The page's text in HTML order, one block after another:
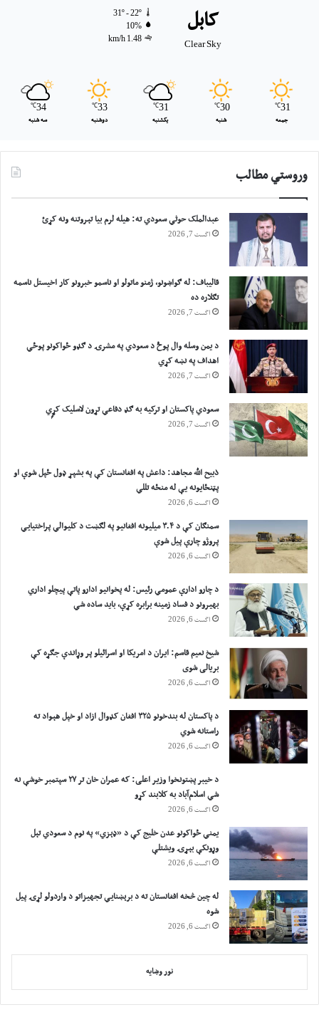
کابل
Clear Sky
10%
1.48 km/h
31
℃
جمعه
30
℃
شنبه
31
℃
یکشنبه
33
℃
دوشنبه
34
℃
سه شنبه
وروستي مطالب
عبدالملک حوثي سعودي ته: هیله لرم بیا تېروتنه ونه کړئ
اگست 7, 2026
قالیباف: له ګواښونو، ژمنو ماتولو او ناسمو خبرونو کار اخیستل ناسمه
تګلاره ده
اگست 7, 2026
د یمن وسله وال پوځ د سعودي په مشرۍ د ګډو ځواکونو پوځي
اهداف په نښه کړي
اگست 7, 2026
سعودي پاکستان او ترکیه به ګډ دفاعي تړون لاسلیک کړٍي
اگست 7, 2026
ذبیح الله مجاهد: داعش په افغانستان کې په بشپړ ډول ځپل شوې او
پټنځایونه یې له منځه تللي
اگست 6, 2026
سمنګان کې د ۳.۴ میلیونه افغانیو په لګښت د کلیوالي پراختیايي
پروژو چارې پیل شوې
اگست 6, 2026
د چارو ادارې عمومي رئیس: له پخوانیو ادارو پاتې پيچلو اداري
بهیرونو د فساد زمینه برابره کړې، باید ساده شي
اگست 6, 2026
شیخ نعیم قاسم: ایران د امریکا او اسرائیلو پر وړاندې جګړه کې
بریالی شوی
اگست 6, 2026
د پاکستان له بندخونو ۳۲۵ افغان کډوال ازاد او خپل هېواد ته
راستانه شوي
اگست 6, 2026
د خیبر پښتونخوا وزیر اعلی: که عمران خان تر ۲۷ سپتمبر خوشې نه
شي اسلام‌آباد به کلابند کړو
اگست 6, 2026
یمني ځواکونو عدن خلیج کې د «ډېزي» په نوم د سعودي تېل
وړونکې بېړۍ ویشتلې
اگست 6, 2026
له چین څخه افغانستان ته د برېښنايي تجهیزاتو د واردولو لړۍ پیل
شوه
اگست 6, 2026
نور وښایه